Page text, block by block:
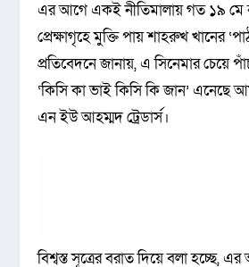
এর আগে একই নীতিমালায় গত ১৯ মে
প্রেক্ষাগৃহে মুক্তি পায় শাহরুখ খানের
প্রতিবেদনে জানায়, এ সিনেমার চেয়ে
‘কিসি কা ভাই কিসি কি জান’ এনেছে
এন ইউ আহম্মদ ট্রেডার্স।
বিশ্বস্ত সূত্রের বরাত দিয়ে বলা হচ্ছে, এর